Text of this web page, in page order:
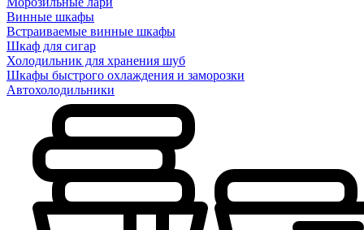
Винные шкафы
Встраиваемые винные шкафы
Шкаф для сигар
Холодильник для хранения шуб
Шкафы быстрого охлаждения и заморозки
Автохолодильники